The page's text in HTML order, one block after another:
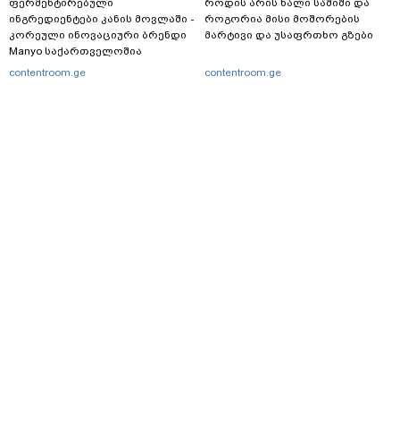
ფერმენტირებული
ინგრედიენტები კანის მოვლაში -
კორეული ინოვაციური ბრენდი
Manyo საქართველოშია
contentroom.ge
როდის არის ხალი საშიში და
როგორია მისი მოშორების
მარტივი და უსაფრთხო გზები
contentroom.ge